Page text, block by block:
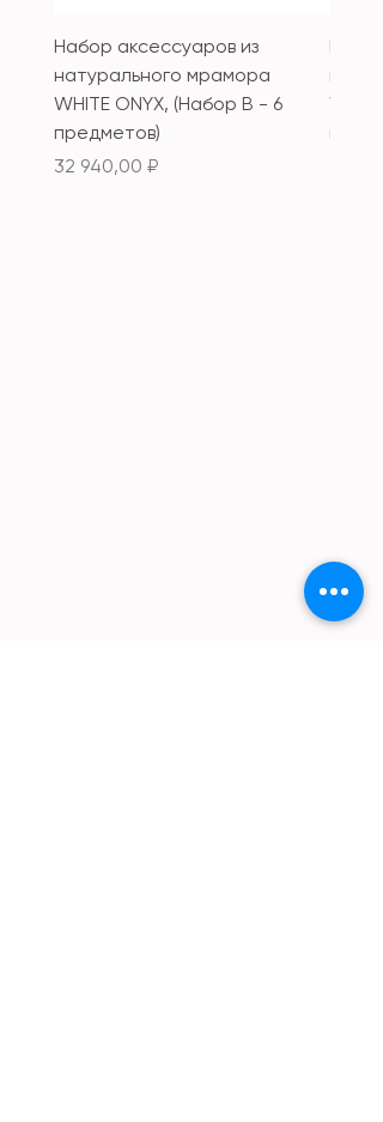
Мыть в посудомоечной
и нейтральное средство.
Набор аксессуаров из
натурального мрамора
WHITE ONYX, (Набор B - 6
предметов)
Цена
32 940,00 ₽